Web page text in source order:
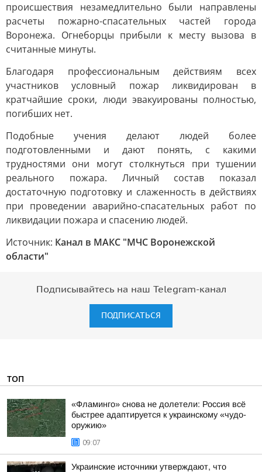
происшествия незамедлительно были направлены
расчеты пожарно-спасательных частей города
Воронежа. Огнеборцы прибыли к месту вызова в
считанные минуты.
Благодаря профессиональным действиям всех
участников условный пожар ликвидирован в
кратчайшие сроки, люди эвакуированы полностью,
погибших нет.
Подобные учения делают людей более
подготовленными и дают понять, с какими
трудностями они могут столкнуться при тушении
реального пожара. Личный состав показал
достаточную подготовку и слаженность в действиях
при проведении аварийно-спасательных работ по
ликвидации пожара и спасению людей.
Источник: Канал в МАКС "МЧС Воронежской
области"
Подписывайтесь на наш Telegram-канал
ПОДПИСАТЬСЯ
ТОП
«Фламинго» снова не долетели: Россия всё
быстрее адаптируется к украинскому «чудо-
оружию»
09:07
Украинские источники утверждают, что